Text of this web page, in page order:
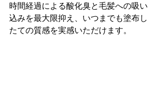
時間経過による酸化臭と毛髪への吸い
込みを最大限抑え、いつまでも塗布し
たての質感を実感いただけます。